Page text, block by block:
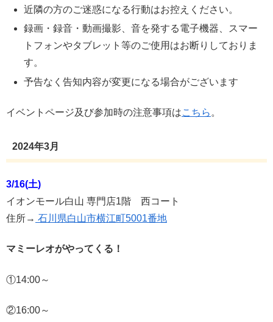
近隣の方のご迷惑になる行動はお控えください。
録画・録音・動画撮影、音を発する電子機器、スマー
トフォンやタブレット等のご使用はお断りしておりま
す。
予告なく告知内容が変更になる場合がございます
イベントページ及び参加時の注意事項はこちら 。
2024年3月
3/16(土)
イオンモール白山 専門店1階 西コート
住所→ 石川県白山市横江町5001番地
マミーレオがやってくる！
①14:00～
②16:00～